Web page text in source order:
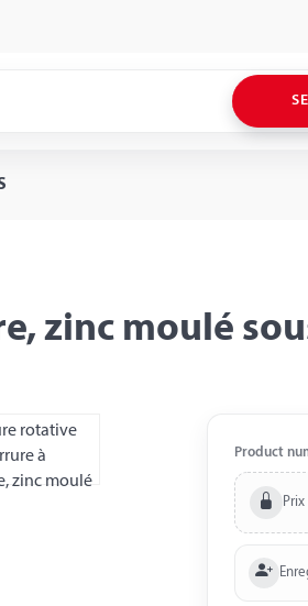
zinc moulé
Product